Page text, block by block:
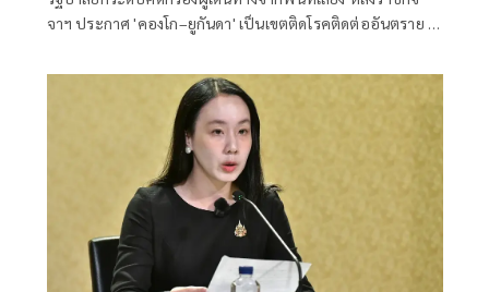
จาฯ ประกาศ 'คองโก–ยูกันดา' เป็นเขตติดโรคติดต่ออันตราย 'อี